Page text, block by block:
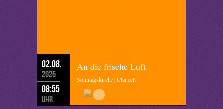
02.08.
2026
08:55
Uhr
An die frische Luft
Sonntagskirche | Clancett